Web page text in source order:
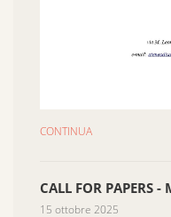
CONTINUA
CALL FOR PAPERS
15 ottobre 2025